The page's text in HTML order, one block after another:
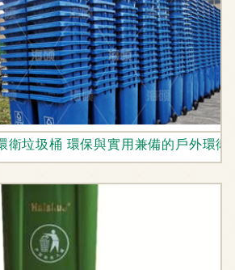
衛垃圾桶 環保與實用兼備的戶外環衛